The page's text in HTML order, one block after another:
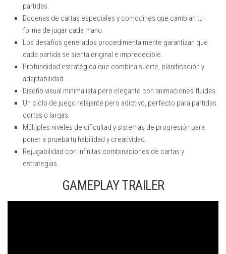
partidas.
Docenas de cartas especiales y comodines que cambian tu
forma de jugar cada mano.
Los desafíos generados procedimentalmente garantizan que
cada partida se sienta original e impredecible.
Profundidad estratégica que combina suerte, planificación y
adaptabilidad.
Diseño visual minimalista pero elegante con animaciones fluidas.
Un ciclo de juego relajante pero adictivo, perfecto para partidas
cortas o largas.
Múltiples niveles de dificultad y sistemas de progresión para
poner a prueba tu habilidad y creatividad.
Rejugabilidad con infinitas combinaciones de cartas y
estrategias.
GAMEPLAY TRAILER